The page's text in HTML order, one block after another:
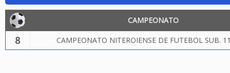
CAMPEONATO
8 CAMPEONATO NITEROIENSE DE FUTEBOL SUB.